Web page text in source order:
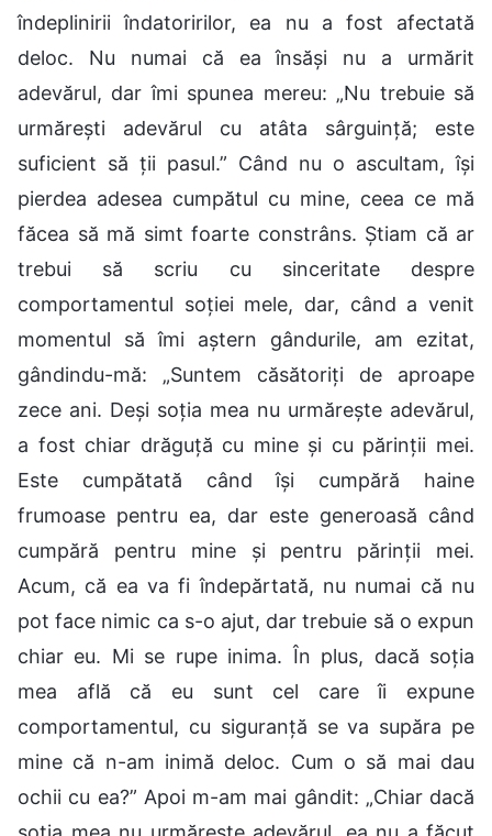
îndeplinirii îndatoririlor, ea nu a fost afectată
deloc. Nu numai că ea însăși nu a urmărit
adevărul, dar îmi spunea mereu: „Nu trebuie să
urmărești adevărul cu atâta sârguință; este
suficient să ții pasul.” Când nu o ascultam, își
pierdea adesea cumpătul cu mine, ceea ce mă
făcea să mă simt foarte constrâns. Știam că ar
trebui să scriu cu sinceritate despre
comportamentul soției mele, dar, când a venit
momentul să îmi aștern gândurile, am ezitat,
gândindu-mă: „Suntem căsătoriți de aproape
zece ani. Deși soția mea nu urmărește adevărul,
a fost chiar drăguță cu mine și cu părinții mei.
Este cumpătată când își cumpără haine
frumoase pentru ea, dar este generoasă când
cumpără pentru mine și pentru părinții mei.
Acum, că ea va fi îndepărtată, nu numai că nu
pot face nimic ca s-o ajut, dar trebuie să o expun
chiar eu. Mi se rupe inima. În plus, dacă soția
mea află că eu sunt cel care îi expune
comportamentul, cu siguranță se va supăra pe
mine că n-am inimă deloc. Cum o să mai dau
ochii cu ea?” Apoi m-am mai gândit: „Chiar dacă